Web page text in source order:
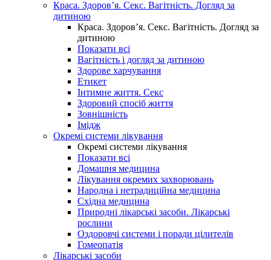
Краса. Здоров’я. Секс. Вагітність. Догляд за
дитиною
Краса. Здоров’я. Секс. Вагітність. Догляд за
дитиною
Показати всі
Вагітність і догляд за дитиною
Здорове харчування
Етикет
Інтимне життя. Секс
Здоровий спосіб життя
Зовнішність
Імідж
Окремі системи лікування
Окремі системи лікування
Показати всі
Домашня медицина
Лікування окремих захворювань
Народна і нетрадиційна медицина
Східна медицина
Природні лікарські засоби. Лікарські
рослини
Оздоровчі системи і поради цілителів
Гомеопатія
Лікарські засоби